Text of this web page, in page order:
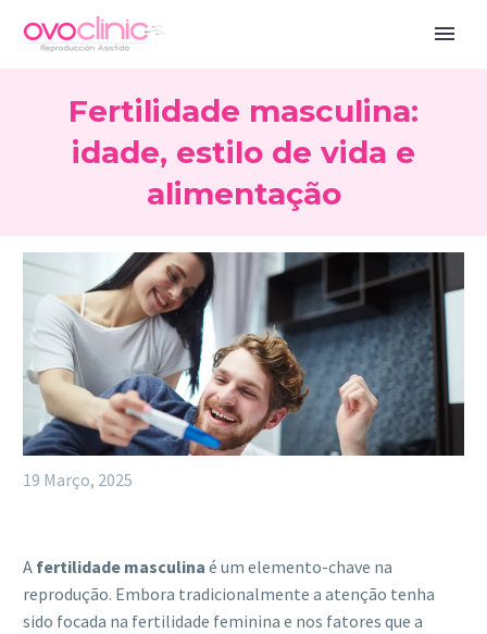
Fertilidade masculina:
idade, estilo de vida e
alimentação
19 Março, 2025
A fertilidade masculina é um elemento-chave na
reprodução. Embora tradicionalmente a atenção tenha
sido focada na fertilidade feminina e nos fatores que a